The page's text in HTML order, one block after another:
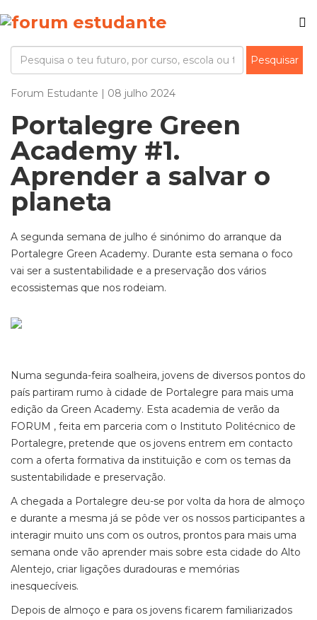
Forum Estudante | 08 julho 2024
Portalegre Green
Academy #1.
Aprender a salvar o
planeta
A segunda semana de julho é sinónimo do arranque da
Portalegre Green Academy. Durante esta semana o foco
vai ser a sustentabilidade e a preservação dos vários
ecossistemas que nos rodeiam.
Numa segunda-feira soalheira, jovens de diversos pontos do
país partiram rumo à cidade de Portalegre para mais uma
edição da Green Academy. Esta academia de verão da
FORUM , feita em parceria com o Instituto Politécnico de
Portalegre, pretende que os jovens entrem em contacto
com a oferta formativa da instituição e com os temas da
sustentabilidade e preservação.
A chegada a Portalegre deu-se por volta da hora de almoço
e durante a mesma já se pôde ver os nossos participantes a
interagir muito uns com os outros, prontos para mais uma
semana onde vão aprender mais sobre esta cidade do Alto
Alentejo, criar ligações duradouras e memórias
inesquecíveis.
Depois de almoço e para os jovens ficarem familiarizados